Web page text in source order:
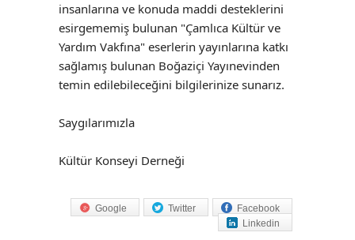
insanlarına ve konuda maddi desteklerini
esirgememiş bulunan "Çamlıca Kültür ve
Yardım Vakfına" eserlerin yayınlarına katkı
sağlamış bulunan Boğaziçi Yayınevinden
temin edilebileceğini bilgilerinize sunarız.
Saygılarımızla
Kültür Konseyi Derneği
Facebook
Twitter
Google
Linkedin